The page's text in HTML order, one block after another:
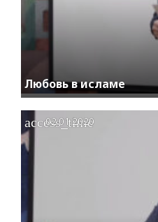
Любовь в исламе
access_time
02.01.2020